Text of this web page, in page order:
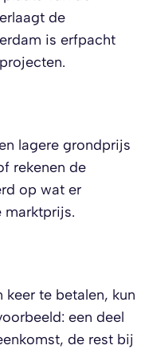
de
is erfpacht
lagere grondprijs
rekenen de
op wat er
marktprijs.
te betalen, kun
een deel
de rest bij